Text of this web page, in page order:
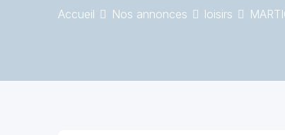
Accueil Nos annonces loisirs